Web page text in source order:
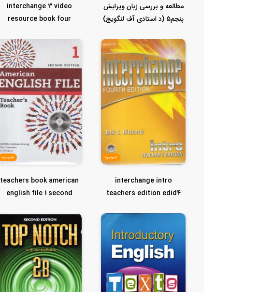
مطالعه و بررسی زبان ویرایش
پنجم5 (د استادی آف لنگویج)
interchange 3 video
resource book four
ناموجود
interchange intro
teachers edition edid4
ناموجود
teachers book american
english file 1 second